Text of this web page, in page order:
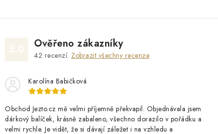
Ověřeno zákazníky
42 recenzí. Zobrazit všechny recenze
Karolína Babičková
Obchod Jezto.cz mě velmi příjemně překvapil. Objednávala jsem
dárkový balíček, krásně zabaleno, všechno dorazilo v pořádku a
velmi rychle. Je vidět, že si dávají záležet i na vzhledu a